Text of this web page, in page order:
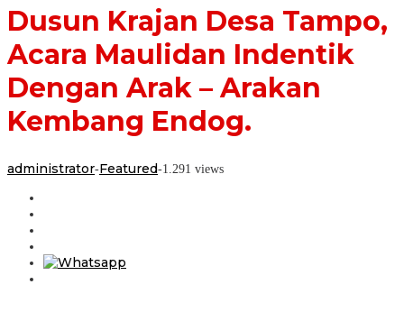
Dusun Krajan Desa Tampo,
Acara Maulidan Indentik
Dengan Arak – Arakan
Kembang Endog.
administrator-Featured-1.291 views